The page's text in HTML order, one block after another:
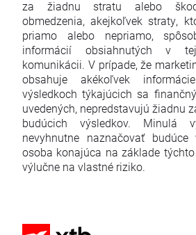
za žiadnu stratu alebo
obmedzenia, akejkoľvek straty,
priamo alebo nepriamo,
informácií obsiahnutých v
komunikácii. V prípade, že
obsahuje akékoľvek
výsledkoch týkajúcich sa
uvedených, nepredstavujú žiadnu
budúcich výsledkov. Minulá
nevyhnutne naznačovať
osoba konajúca na základe
výlučne na vlastné riziko.